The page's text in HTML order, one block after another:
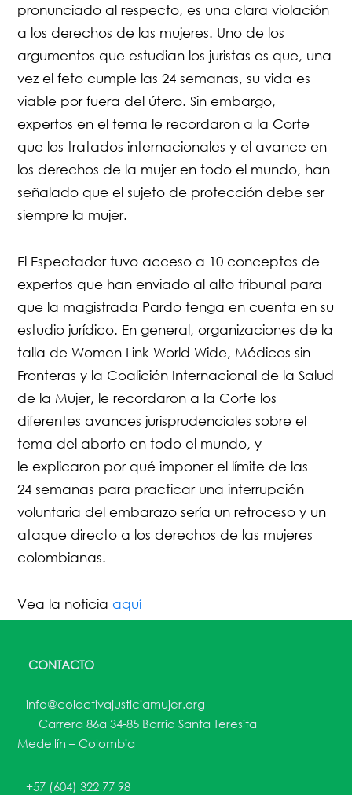
pronunciado al respecto, es una clara violación
a los derechos de las mujeres. Uno de los
argumentos que estudian los juristas es que, una
vez el feto cumple las 24 semanas, su vida es
viable por fuera del útero. Sin embargo,
expertos en el tema le recordaron a la Corte
que los tratados internacionales y el avance en
los derechos de la mujer en todo el mundo, han
señalado que el sujeto de protección debe ser
siempre la mujer.
El Espectador tuvo acceso a 10 conceptos de
expertos que han enviado al alto tribunal para
que la magistrada Pardo tenga en cuenta en su
estudio jurídico. En general, organizaciones de la
talla de Women Link World Wide, Médicos sin
Fronteras y la Coalición Internacional de la Salud
de la Mujer, le recordaron a la Corte los
diferentes avances jurisprudenciales sobre el
tema del aborto en todo el mundo, y
leexplicaron por qué imponer el límite de las
24 semanas para practicar una interrupción
voluntaria del embarazo sería un retroceso y un
ataque directo a los derechos de las mujeres
colombianas.
Vea la noticia aquí
CONTACTO
info@colectivajusticiamujer.org
Carrera 86a 34-85 Barrio Santa Teresita
Medellín – Colombia
+57 (604) 322 77 98